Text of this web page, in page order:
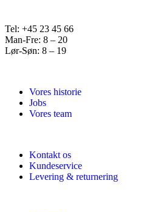
Tel: +45 23 45 66
Man-Fre: 8 – 20
Lør-Søn: 8 – 19
Vores historie
Jobs
Vores team
Kontakt os
Kundeservice
Levering & returnering